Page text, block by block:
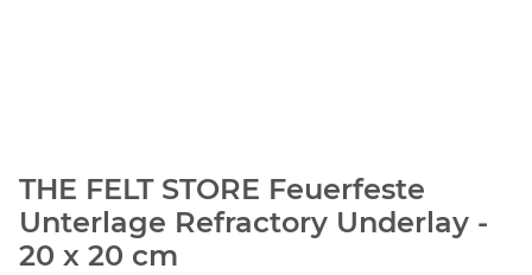
THE FELT STORE Feuerfeste
Unterlage Refractory Underlay -
20 x 20 cm